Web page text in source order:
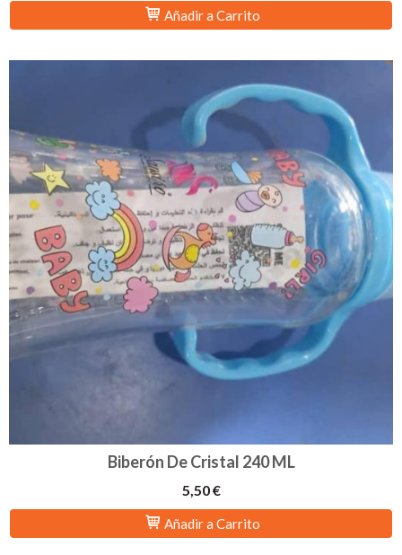
Añadir a Carrito
Biberón De Cristal 240 ML
5,50 €
Añadir a Carrito